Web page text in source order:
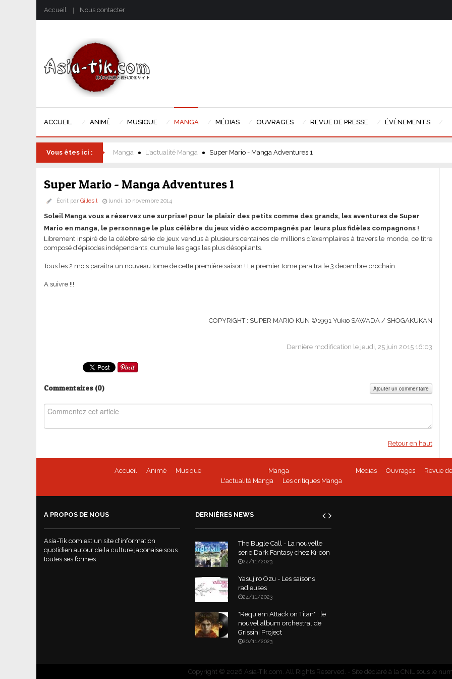
Accueil Nous contacter
ACCUEIL ANIMÉ MUSIQUE MANGA MÉDIAS OUVRAGES REVUE DE PRESSE ÉVÈNEMENTS
Vous êtes ici : Manga L'actualité Manga Super Mario - Manga Adventures 1
Super Mario - Manga Adventures 1
Écrit par Gilles.l lundi, 10 novembre 2014
Soleil Manga vous a réservez une surprise! pour le plaisir des petits comme des grands, les aventures de Super
Mario en manga, le personnage le plus célèbre du jeux vidéo accompagnés par leurs plus fidèles compagnons !
Librement inspiré de la célèbre série de jeux vendus à plusieurs centaines de millions d’exemplaires à travers le monde, ce titre
composé d’épisodes indépendants, cumule les gags les plus désopilants.
Tous les 2 mois paraitra un nouveau tome de cette première saison ! Le premier tome paraitra le 3 decembre prochain.
A suivre !!!
COPYRIGHT : SUPER MARIO KUN ©1991 Yukio SAWADA / SHOGAKUKAN
Dernière modification le jeudi, 25 juin 2015 16:03
Commentaires (0) Ajouter un commentaire
Retour en haut
Accueil Animé Musique
Manga
L'actualité Manga
Les critiques Manga
Médias Ouvrages Revue
A PROPOS DE NOUS
Asia-Tik.com est un site d'information
quotidien autour de la culture japonaise sous
toutes ses formes.
DERNIÈRES NEWS
The Bugle Call - La nouvelle
serie Dark Fantasy chez Ki-oon
24/11/2023
Yasujiro Ozu - Les saisons
radieuses
24/11/2023
"Requiem Attack on Titan" : le
nouvel album orchestral de
Grissini Project
20/11/2023
Copyright © 2026 Asia-Tik.com. All Rights Reserved. - Site déclaré à la CNIL sous le